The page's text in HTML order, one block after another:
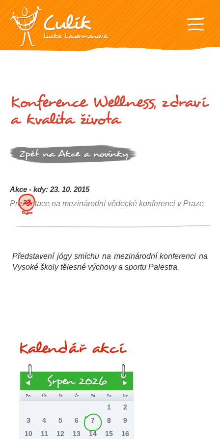
Konference Wellness, zdraví
a kvalita života
Zpět na Akce a novinky
23.
Říjen
Akce - kdy: 23. 10. 2015
Prezentace na mezinárodní vědecké konferenci v Praze
Představení jógy smíchu na mezinárodní konferenci na
Vysoké školy tělesné výchovy a sportu Palestra.
Kalendář akcí
Srpen 2026
1
2
3
4 5 6 7 8
9
10
11 12 13 14 15
16